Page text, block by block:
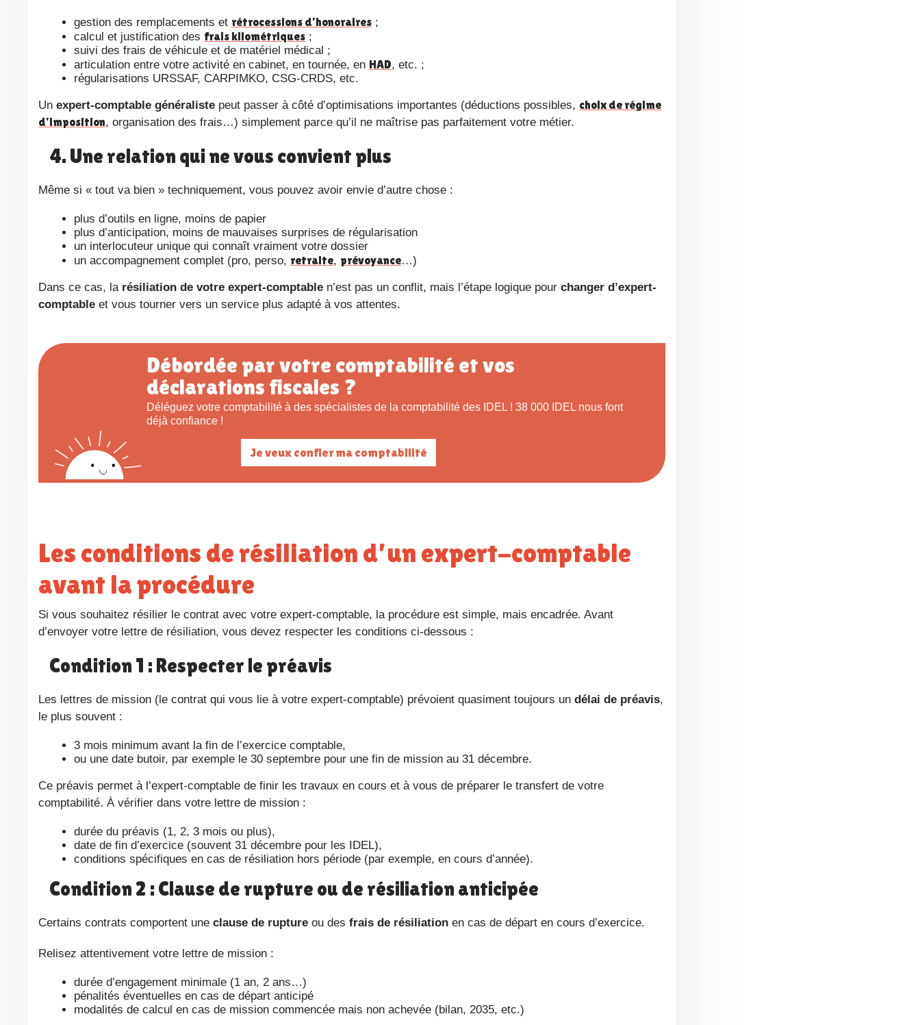
gestion des remplacements et rétrocessions d’honoraires ;
calcul et justification des frais kilométriques ;
suivi des frais de véhicule et de matériel médical ;
articulation entre votre activité en cabinet, en tournée, en HAD, etc. ;
régularisations URSSAF, CARPIMKO, CSG-CRDS, etc.
Un expert-comptable généraliste peut passer à côté d’optimisations importantes (déductions possibles, choix de régime
d’imposition, organisation des frais…) simplement parce qu’il ne maîtrise pas parfaitement votre métier.
4. Une relation qui ne vous convient plus
Même si « tout va bien » techniquement, vous pouvez avoir envie d’autre chose :
plus d’outils en ligne, moins de papier
plus d’anticipation, moins de mauvaises surprises de régularisation
un interlocuteur unique qui connaît vraiment votre dossier
un accompagnement complet (pro, perso, retraite, prévoyance…)
Dans ce cas, la résiliation de votre expert-comptable n’est pas un conflit, mais l’étape logique pour changer d’expert-
comptable et vous tourner vers un service plus adapté à vos attentes.
Débordée par votre comptabilité et vos
déclarations fiscales ?
Déléguez votre comptabilité à des spécialistes de la comptabilité des IDEL ! 38 000 IDEL nous font
déjà confiance !
Je veux confier ma comptabilité
Les conditions de résiliation d’un expert-comptable
avant la procédure
Si vous souhaitez résilier le contrat avec votre expert-comptable, la procédure est simple, mais encadrée. Avant
d’envoyer votre lettre de résiliation, vous devez respecter les conditions ci-dessous :
Condition 1 : Respecter le préavis
Les lettres de mission (le contrat qui vous lie à votre expert-comptable) prévoient quasiment toujours un délai de préavis,
le plus souvent :
3 mois minimum avant la fin de l’exercice comptable,
ou une date butoir, par exemple le 30 septembre pour une fin de mission au 31 décembre.
Ce préavis permet à l’expert-comptable de finir les travaux en cours et à vous de préparer le transfert de votre
comptabilité. À vérifier dans votre lettre de mission :
durée du préavis (1, 2, 3 mois ou plus),
date de fin d’exercice (souvent 31 décembre pour les IDEL),
conditions spécifiques en cas de résiliation hors période (par exemple, en cours d’année).
Condition 2 : Clause de rupture ou de résiliation anticipée
Certains contrats comportent une clause de rupture ou des frais de résiliation en cas de départ en cours d’exercice.
Relisez attentivement votre lettre de mission :
durée d’engagement minimale (1 an, 2 ans…)
pénalités éventuelles en cas de départ anticipé
modalités de calcul en cas de mission commencée mais non achevée (bilan, 2035, etc.)